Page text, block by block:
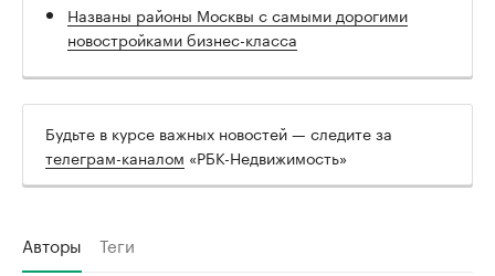
Названы районы Москвы с самыми дорогими
новостройками бизнес-класса
Будьте в курсе важных новостей — следите за
телеграм-каналом «РБК-Недвижимость»
Авторы Теги